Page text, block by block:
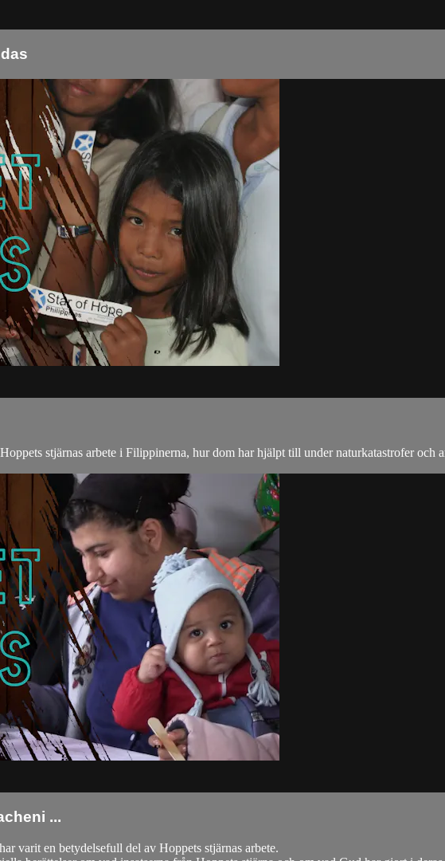
stjärnas arbete i Filippinerna, hur dom har hjälpt till under naturkatastrofer och
...
varit en betydelsefull del av Hoppets stjärnas arbete.